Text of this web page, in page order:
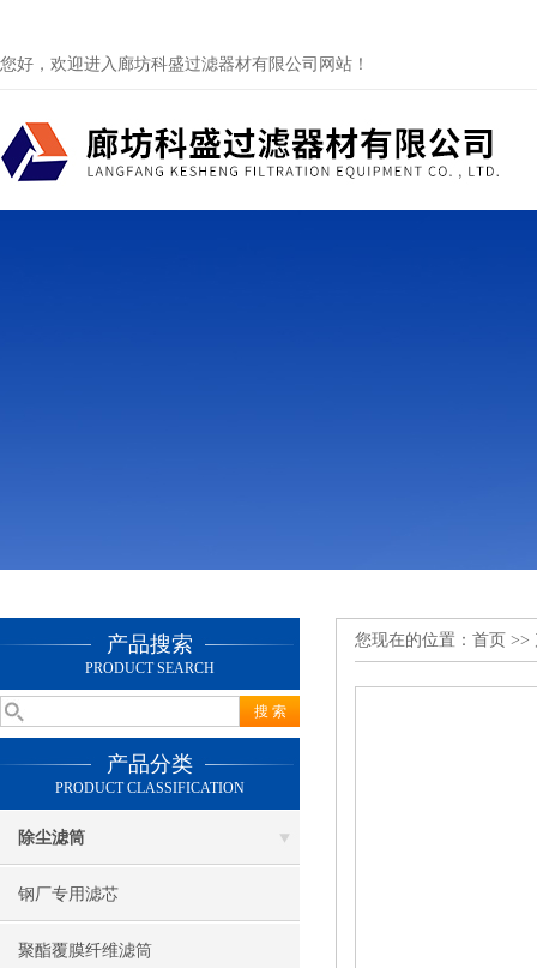
您好，欢迎进入廊坊科盛过滤器材有限公司网站！
产品搜索
PRODUCT SEARCH
产品分类
PRODUCT CLASSIFICATION
除尘滤筒
钢厂专用滤芯
聚酯覆膜纤维滤筒
您现在的位置： 首页 >>